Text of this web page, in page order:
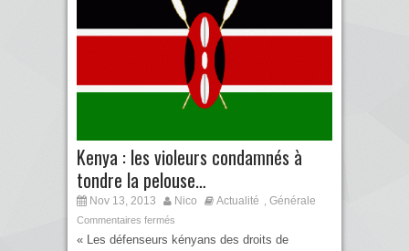
Kenya : les violeurs condamnés à
tondre la pelouse…
Nov 13, 2013 Nico Actualité , Générale
Commentaires fermés
« Les défenseurs kényans des droits de